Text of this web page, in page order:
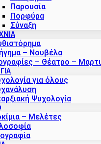
Παρουσία
Πορφύρα
Σύναξη
– Νουβέλα
– Θέατρο –
για όλους
Ψυχολογία
– Μελέτες